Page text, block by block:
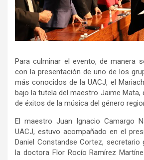
Para culminar el evento, de manera
con la presentación de uno de los
más conocidos de la UACJ, el
bajo la tutela del maestro Jaime Mata,
de éxitos de la música del género
El maestro Juan Ignacio Camargo
UACJ, estuvo acompañado en el
Daniel Constandse Cortez, secretario
la doctora Flor Rocío Ramírez